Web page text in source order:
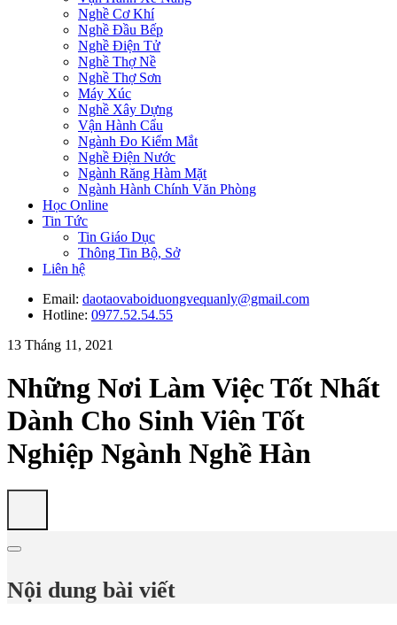
Nghề Cơ Khí
Nghề Đầu Bếp
Nghề Điện Tử
Nghề Thợ Nề
Nghề Thợ Sơn
Máy Xúc
Nghề Xây Dựng
Vận Hành Cẩu
Ngành Đo Kiểm Mắt
Nghề Điện Nước
Ngành Răng Hàm Mặt
Ngành Hành Chính Văn Phòng
Học Online
Tin Tức
Tin Giáo Dục
Thông Tin Bộ, Sở
Liên hệ
Email: daotaovaboiduongvequanly@gmail.com
Hotline: 0977.52.54.55
13 Tháng 11, 2021
Những Nơi Làm Việc Tốt Nhất
Dành Cho Sinh Viên Tốt
Nghiệp Ngành Nghề Hàn
Nội dung bài viết